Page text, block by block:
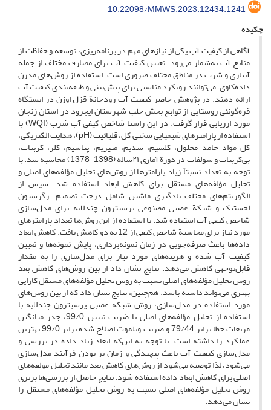
10.22098/MMWS.2023.12434.1241
چکیده
آگاهی از کیفیت آب یکی از نیازهای مهم در برنامه‌ریزی، توسعه و حفاظت از
منابع آب به‌شمار می‌رود. تعیین کیفیت آب برای مصارف مختلف از جمله
آبیاری و شرب در مناطق مختلف ضروری است. استفاده از روش‌های مدرن
داده‌کاوی، می‌توانند رویکرد مناسبی برای پیش‌بینی و طبقه‌بندی کیفیت آب
ارائه دهند. در پژوهش حاضر کیفیت آب رودخانة قزل ‌اوزن در ایستگاه‌
قره‌گونئی روستایی از توابع بخش حلب شهرستان ایجرود در استان زنجان
مورد ارزیابی قرار گرفت. در این راستا شاخص کیفی آب شرب (WQI) با
استفاده از پارامترهای شیمیایی سختی کل، قلیائیت (pH)، هدایت الکتریکی،
کل مواد جامد محلول، کلسیم، سدیم، منیزیم، پتاسیم، کلر، کربنات،
بی‌کربنات و سولفات در دورة آماری ۲۱ساله (1398-1378) محاسبه شد. با
توجه ‌به تعداد نسبتاً زیاد پارامترها از روش‌های تحلیل ‌مؤلفه‌های اصلی و
تحلیل ‌مؤلفه‌های مستقل برای کاهش ابعاد استفاده شد. سپس از
الگوریتم‌های مختلف یادگیری ماشین شامل درخت تصمیم، رگرسیون
لجستیک و شبکة عصبی مصنوعی پرسپترون چندلایه برای مدل‌سازی
شاخص کیفی آب استفاده شد. با استفاده از این روش‌ها تعداد پارامترهای
مورد نیاز برای محاسبة شاخص کیفی از 12 به دو کاهش یافت. کاهش ابعاد
داده‌ها باعث صرفه‌جویی در زمان نمونه‌برداری، پایش نمونه‌ها و تعیین
کیفیت آب شده و هزینه‌های مورد نیاز برای مدل‌سازی را به مقدار
قابل‌توجهی کاهش می‌دهد. نتایج نشان داد از بین روش‌های کاهش بعد
روش تحلیل ‌مؤلفه‌های اصلی نسبت به روش تحلیل ‌مؤلفه‌های مستقل کارایی
بهتری می‌تواند داشته باشد. هم‌چنین، نتایج نشان داد که از بین روش‌های
مورد استفاده در مدل‌سازی، روش شبکة عصبی پرسپترون چندلایه با
استفاده از تحلیل ‌مؤلفه‌های اصلی با ضریب تبیین 99/0، جذر میانگین
مربعات خطا برابر 79/44 و ضریب ویلموت اصلاح شده برابر 99/0 بهترین
عملکرد را داشته است. با توجه ‌به این‌که ابعاد زیاد داده در بررسی و
مدل‌سازی کیفیت آب باعث پیچیدگی و زمان بر بودن فرآیند مدل‌سازی
می‌‌شود، لذا توصیه می‌‌شود از روش‌های کاهش بعد مانند تحلیل مولفه‌های
اصلی برای کاهش ابعاد داده استفاده شود. نتایج حاصل از بررسی‌ها برتری
روش تحلیل مؤلفه‌های اصلی نسبت به روش تحلیل مؤلفه‌های مستقل را
نشان می‌دهد.